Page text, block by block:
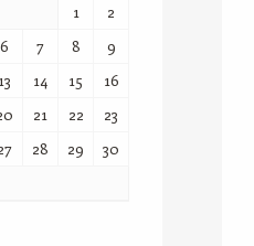
1
2
6 7 8
9
13 14 15
16
21 22
23
28 29
30